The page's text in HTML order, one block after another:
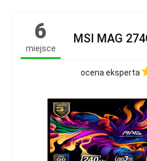
6
miejsce
MSI MAG
ocena eksperta